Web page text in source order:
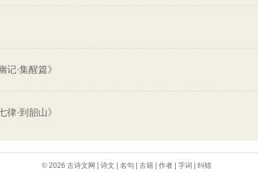
记·集醒篇》
律·到韶山》
© 2026 古诗文网 诗文 名句 古籍| 作者| 字词 纠错